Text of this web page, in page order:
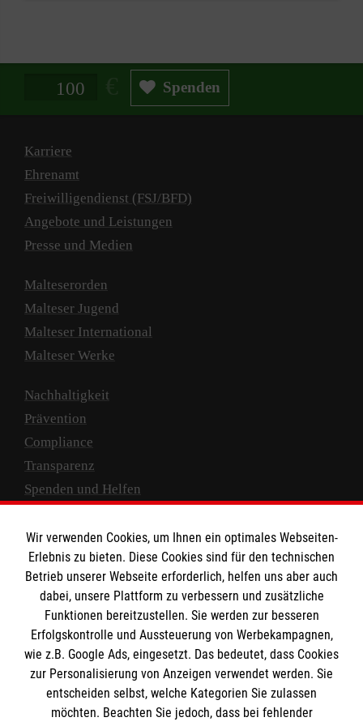
Spendenbetrag in Euro Spenden
Karriere
Ehrenamt
Freiwilligendienst (FSJ/BFD)
Angebote und Leistungen
Presse und Medien
Malteserorden
Malteser Jugend
Malteser International
Malteser Werke
Nachhaltigkeit
Prävention
Compliance
Transparenz
Spenden und Helfen
Empfänger: Malteser Hilfsdienst e.V.
IBAN: DE10 3706 0120 1201 2000 12
BIC: GENODED 1PA7
Wir verwenden Cookies, um Ihnen ein optimales Webseiten-
Erlebnis zu bieten. Diese Cookies sind für den technischen
Betrieb unserer Webseite erforderlich, helfen uns aber auch
dabei, unsere Plattform zu verbessern und zusätzliche
Funktionen bereitzustellen. Sie werden zur besseren
Erfolgskontrolle und Aussteuerung von Werbekampagnen,
wie z.B. Google Ads, eingesetzt. Das bedeutet, dass Cookies
zur Personalisierung von Anzeigen verwendet werden. Sie
entscheiden selbst, welche Kategorien Sie zulassen
möchten. Beachten Sie jedoch, dass bei fehlender